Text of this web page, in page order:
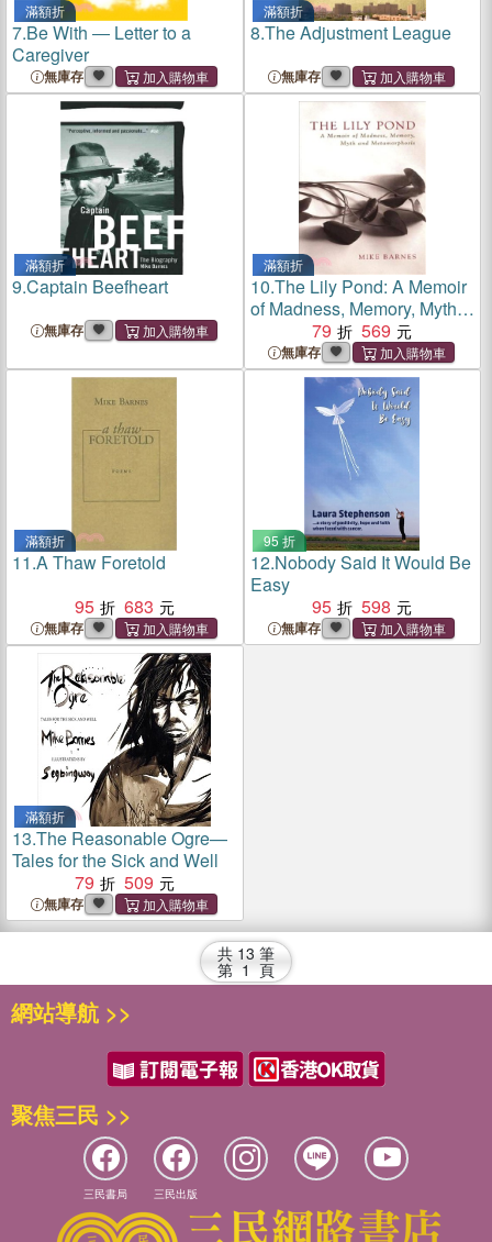
滿額折
7.Be With ― Letter to a
Caregiver
無庫存
滿額折
8.The Adjustment League
無庫存
滿額折
9.Captain Beefheart
無庫存
滿額折
10.The Lily Pond: A Memoir
of Madness, Memory, Myth
and Metamorphosis
79 569
無庫存
滿額折
11.A Thaw Foretold
95
683
無庫存
95 折
12.Nobody Said It Would Be
Easy
95
598
無庫存
滿額折
13.The Reasonable Ogre—
Tales for the Sick and Well
79
509
無庫存
共 13 筆
第 1 頁
網站導航 >>
聚焦三民 >>
三民書局 三民出版